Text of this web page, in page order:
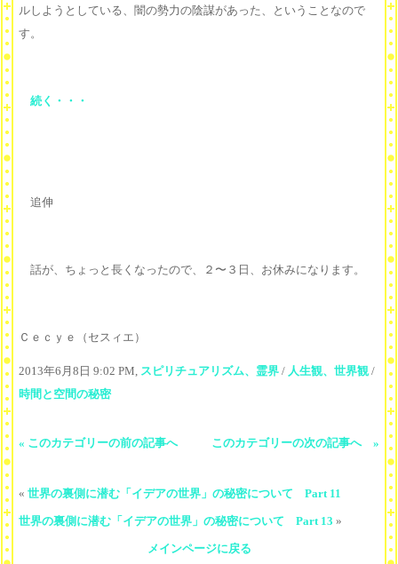
ルしようとしている、闇の勢力の陰謀があった、ということなので
す。
続く・・・
追伸
話が、ちょっと長くなったので、２〜３日、お休みになります。
Ｃｅｃｙｅ（セスィエ）
2013年6月8日 9:02 PM, スピリチュアリズム、霊界 / 人生観、世界観 /
時間と空間の秘密
« このカテゴリーの前の記事へ このカテゴリーの次の記事へ »
« 世界の裏側に潜む「イデアの世界」の秘密について Part 11
世界の裏側に潜む「イデアの世界」の秘密について Part 13 »
メインページに戻る